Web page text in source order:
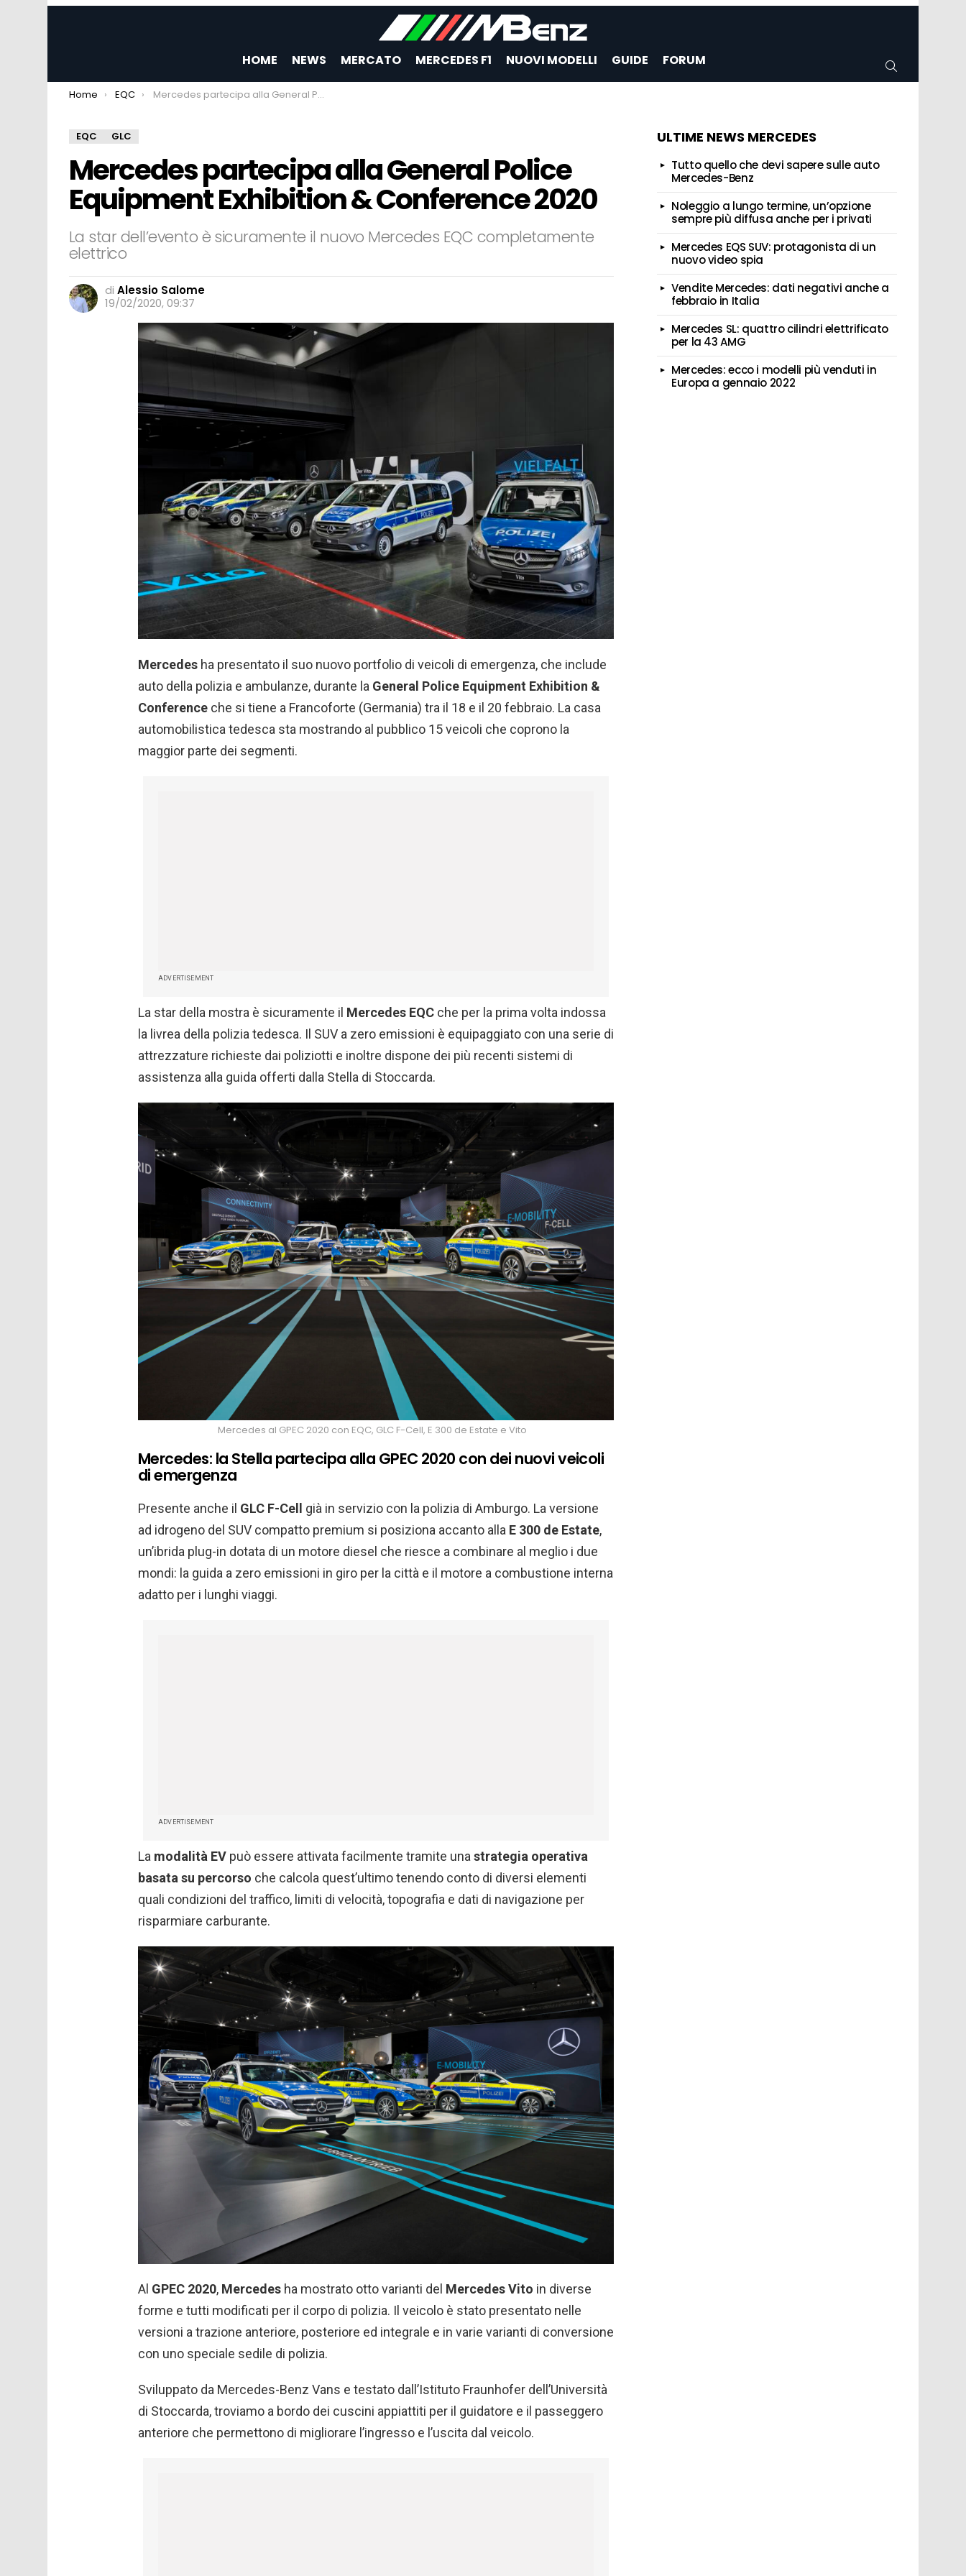
HOME NEWS MERCATO MERCEDES F1 NUOVI MODELLI GUIDE FORUM
You are here:
Home EQC Mercedes partecipa alla General Police Equipment Exhibition & Conference 2020
EQC GLC
Mercedes partecipa alla General Police
Equipment Exhibition & Conference 2020
La star dell’evento è sicuramente il nuovo Mercedes EQC completamente
elettrico
di Alessio Salome
19/02/2020, 09:37
Mercedes ha presentato il suo nuovo portfolio di veicoli di emergenza, che include
auto della polizia e ambulanze, durante la General Police Equipment Exhibition &
Conference che si tiene a Francoforte (Germania) tra il 18 e il 20 febbraio. La casa
automobilistica tedesca sta mostrando al pubblico 15 veicoli che coprono la
maggior parte dei segmenti.
ADVERTISEMENT
La star della mostra è sicuramente il Mercedes EQC che per la prima volta indossa
la livrea della polizia tedesca. Il SUV a zero emissioni è equipaggiato con una serie di
attrezzature richieste dai poliziotti e inoltre dispone dei più recenti sistemi di
assistenza alla guida offerti dalla Stella di Stoccarda.
Mercedes al GPEC 2020 con EQC, GLC F-Cell, E 300 de Estate e Vito
Mercedes: la Stella partecipa alla GPEC 2020 con dei nuovi veicoli
di emergenza
Presente anche il GLC F-Cell
già in servizio con la polizia di Amburgo. La versione
ad idrogeno del SUV compatto premium si posiziona accanto alla E 300 de Estate,
un’ibrida plug-in dotata di un motore diesel che riesce a combinare al meglio i due
mondi: la guida a zero emissioni in giro per la città e il motore a combustione interna
adatto per i lunghi viaggi.
ADVERTISEMENT
La modalità EV può essere attivata facilmente tramite unastrategia operativa
basata su percorso che calcola quest’ultimo tenendo conto di diversi elementi
quali condizioni del traffico, limiti di velocità, topografia e dati di navigazione per
risparmiare carburante.
Al GPEC 2020, Mercedes ha mostrato otto varianti del MercedesVito in diverse
forme e tutti modificati per il corpo di polizia. Il veicolo è stato presentato nelle
versioni a trazione anteriore, posteriore ed integrale e in varie varianti di conversione
con uno speciale sedile di polizia.
Sviluppato da Mercedes-Benz Vans e testato dall’Istituto Fraunhofer dell’Università
di Stoccarda, troviamo a bordo dei cuscini appiattiti per il guidatore e il passeggero
anteriore che permettono di migliorare l’ingresso e l’uscita dal veicolo.
ULTIME NEWS MERCEDES
Tutto quello che devi sapere sulle auto
Mercedes-Benz
Noleggio a lungo termine, un’opzione
sempre più diffusa anche per i privati
Mercedes EQS SUV: protagonista di un
nuovo video spia
Vendite Mercedes: dati negativi anche a
febbraio in Italia
Mercedes SL: quattro cilindri elettrificato
per la 43 AMG
Mercedes: ecco i modelli più venduti in
Europa a gennaio 2022